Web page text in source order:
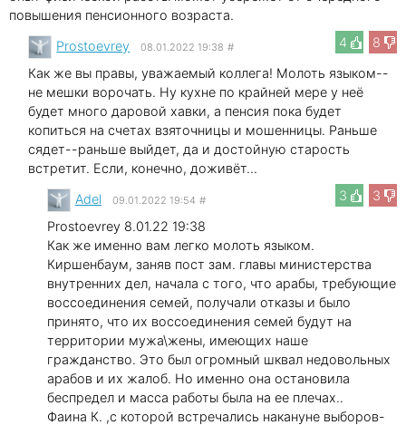
повышения пенсионного возраста.
4
8
Prostoevrey 08.01.2022 19:38 #
Как же вы правы, уважаемый коллега! Молоть языком--
не мешки ворочать. Ну кухне по крайней мере у неё
будет много даровой хавки, а пенсия пока будет
копиться на счетах взяточницы и мошенницы. Раньше
сядет--раньше выйдет, да и достойную старость
встретит. Если, конечно, доживёт...
3
3
Adel 09.01.2022 19:54 #
Prostoevrey 8.01.22 19:38
Как же именно вам легко молоть языком.
Киршенбаум, заняв пост зам. главы министерства
внутренних дел, начала с того, что арабы, требующие
воссоединения семей, получали отказы и было
принято, что их воссоединения семей будут на
территории мужа\жены, имеющих наше
гражданство. Это был огромный шквал недовольных
арабов и их жалоб. Но именно она остановила
беспредел и масса работы была на ее плечах..
Фаина К. ,с которой встречались накануне выборов-